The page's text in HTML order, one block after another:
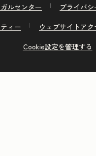
ガルセンター
プライバ
ィー
ウェブサイトア
Cookie設定を管理する